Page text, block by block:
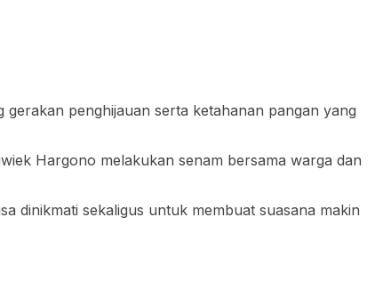
penghijauan serta ketahanan pangan yang
Hargono melakukan senam bersama warga dan
dinikmati sekaligus untuk membuat suasana makin